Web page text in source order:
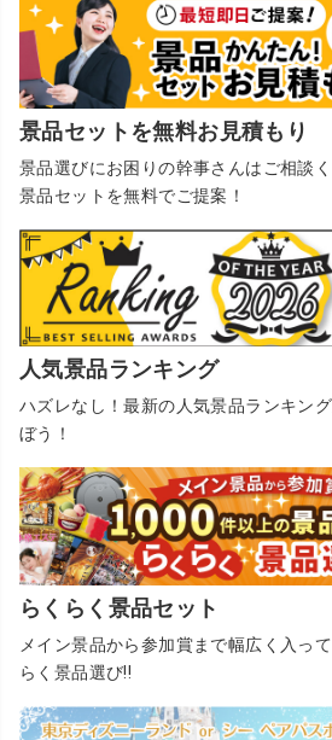
景品セットを無料お見積もり
景品選びにお困りの幹事さんはご相談
景品セットを無料でご提案！
人気景品ランキング
ハズレなし！最新の人気景品ランキン
ぼう！
らくらく景品セット
メイン景品から参加賞まで幅広く入っ
らく景品選び!!